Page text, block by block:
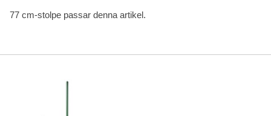
77 cm-stolpe passar denna artikel.